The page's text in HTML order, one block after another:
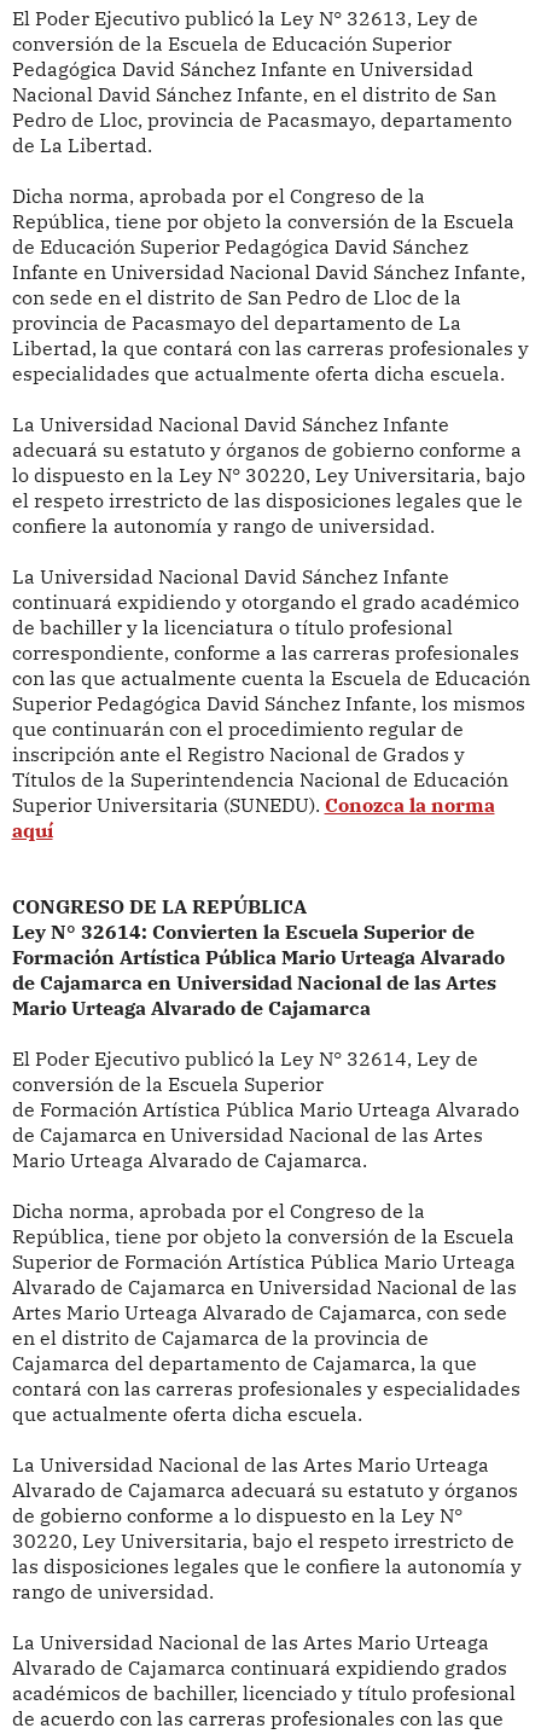
El Poder Ejecutivo publicó la Ley N° 32613, Ley de
conversión de la Escuela de Educación Superior
Pedagógica David Sánchez Infante en Universidad
Nacional David Sánchez Infante, en el distrito de San
Pedro de Lloc, provincia de Pacasmayo, departamento
de La Libertad.
Dicha norma, aprobada por el Congreso de la
República, tiene por objeto la conversión de la Escuela
de Educación Superior Pedagógica David Sánchez
Infante en Universidad Nacional David Sánchez Infante,
con sede en el distrito de San Pedro de Lloc de la
provincia de Pacasmayo del departamento de La
Libertad, la que contará con las carreras profesionales y
especialidades que actualmente oferta dicha escuela.
La Universidad Nacional David Sánchez Infante
adecuará su estatuto y órganos de gobierno conforme a
lo dispuesto en la Ley N° 30220, Ley Universitaria, bajo
el respeto irrestricto de las disposiciones legales que le
confiere la autonomía y rango de universidad.
La Universidad Nacional David Sánchez Infante
continuará expidiendo y otorgando el grado académico
de bachiller y la licenciatura o título profesional
correspondiente, conforme a las carreras profesionales
con las que actualmente cuenta la Escuela de Educación
Superior Pedagógica David Sánchez Infante, los mismos
que continuarán con el procedimiento regular de
inscripción ante el Registro Nacional de Grados y
Títulos de la Superintendencia Nacional de Educación
Superior Universitaria (SUNEDU). Conozca la norma
aquí
CONGRESO DE LA REPÚBLICA
Ley N° 32614: Convierten la Escuela Superior de
Formación Artística Pública Mario Urteaga Alvarado
de Cajamarca en Universidad Nacional de las Artes
Mario Urteaga Alvarado de Cajamarca
El Poder Ejecutivo publicó la Ley N° 32614, Ley de
conversión de la Escuela Superior
de Formación Artística Pública Mario Urteaga Alvarado
de Cajamarca en Universidad Nacional de las Artes
Mario Urteaga Alvarado de Cajamarca.
Dicha norma, aprobada por el Congreso de la
República, tiene por objeto la conversión de la Escuela
Superior de Formación Artística Pública Mario Urteaga
Alvarado de Cajamarca en Universidad Nacional de las
Artes Mario Urteaga Alvarado de Cajamarca, con sede
en el distrito de Cajamarca de la provincia de
Cajamarca del departamento de Cajamarca, la que
contará con las carreras profesionales y especialidades
que actualmente oferta dicha escuela.
La Universidad Nacional de las Artes Mario Urteaga
Alvarado de Cajamarca adecuará su estatuto y órganos
de gobierno conforme a lo dispuesto en la Ley N°
30220, Ley Universitaria, bajo el respeto irrestricto de
las disposiciones legales que le confiere la autonomía y
rango de universidad.
La Universidad Nacional de las Artes Mario Urteaga
Alvarado de Cajamarca continuará expidiendo grados
académicos de bachiller, licenciado y título profesional
de acuerdo con las carreras profesionales con las que